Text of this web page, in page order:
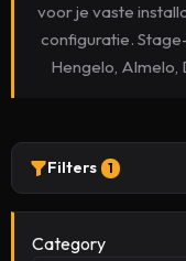
voor je vaste
configuratie.
Hengelo, Almelo,
Filters 1
Category